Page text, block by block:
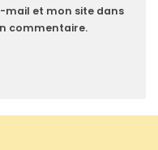
mail et mon site dans
commentaire.